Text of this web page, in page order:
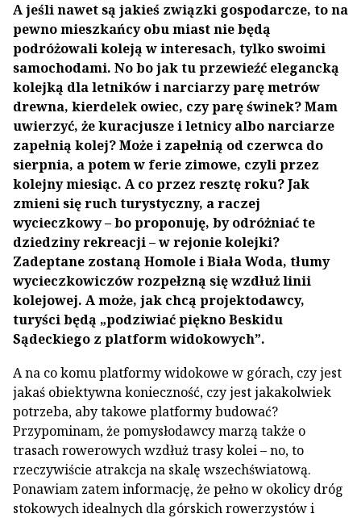
A jeśli nawet są jakieś związki gospodarcze, to na
pewno mieszkańcy obu miast nie będą
podróżowali koleją w interesach, tylko swoimi
samochodami. No bo jak tu przewieźć elegancką
kolejką dla letników i narciarzy parę metrów
drewna, kierdelek owiec, czy parę świnek? Mam
uwierzyć, że kuracjusze i letnicy albo narciarze
zapełnią kolej? Może i zapełnią od czerwca do
sierpnia, a potem w ferie zimowe, czyli przez
kolejny miesiąc. A co przez resztę roku? Jak
zmieni się ruch turystyczny, a raczej
wycieczkowy – bo proponuję, by odróżniać te
dziedziny rekreacji – w rejonie kolejki?
Zadeptane zostaną Homole i Biała Woda, tłumy
wycieczkowiczów rozpełzną się wzdłuż linii
kolejowej. A może, jak chcą projektodawcy,
turyści będą „podziwiać piękno Beskidu
Sądeckiego z platform widokowych”.
A na co komu platformy widokowe w górach, czy jest
jakaś obiektywna konieczność, czy jest jakakolwiek
potrzeba, aby takowe platformy budować?
Przypominam, że pomysłodawcy marzą także o
trasach rowerowych wzdłuż trasy kolei – no, to
rzeczywiście atrakcja na skalę wszechświatową.
Ponawiam zatem informację, że pełno w okolicy dróg
stokowych idealnych dla górskich rowerzystów i